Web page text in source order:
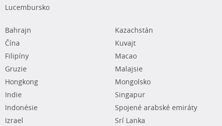
Lucembursko
Bahrajn
Čína
Filipíny
Gruzie
Hongkong
Indie
Indonésie
Izrael
Kazachstán
Kuvajt
Macao
Malajsie
Mongolsko
Singapur
Spojené arabské emiráty
Srí Lanka